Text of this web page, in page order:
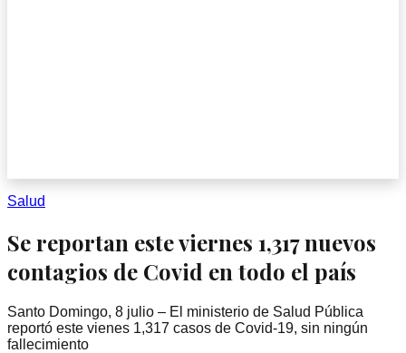
Salud
Se reportan este viernes 1,317 nuevos
contagios de Covid en todo el país
Santo Domingo, 8 julio – El ministerio de Salud Pública
reportó este vienes 1,317 casos de Covid-19, sin ningún
fallecimiento